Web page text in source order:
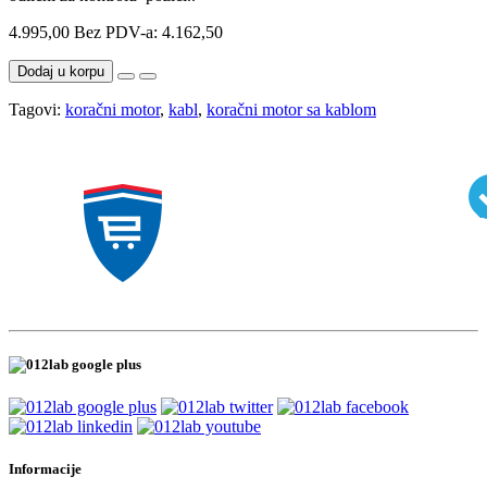
4.995,00 Bez PDV-a: 4.162,50
Dodaj u korpu
Tagovi: koračni motor, kabl, koračni motor sa kablom
Informacije